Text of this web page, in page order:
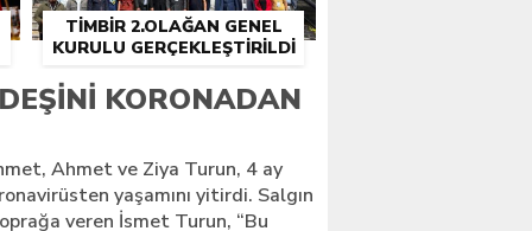
TİMBİR 2.OLAĞAN GENEL
KURULU GERÇEKLEŞTIRILDI
KORONADAN
Ahmet ve Ziya Turun, 4 ay
yaşamını yitirdi. Salgın
veren İsmet Turun, “Bu